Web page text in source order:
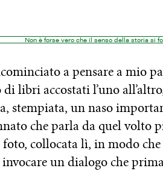
Non è forse vero che il senso della storia si
a pensare a mio
libri accostati l’uno
stempiata, un naso
che parla da quel
collocata lì, in modo
invocare un dialogo che